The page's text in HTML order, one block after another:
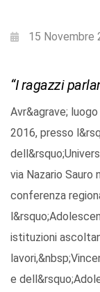
15 Novembre
“I ragazzi
Avr&agrave;
2016, presso
via Nazario Sauro
conferenza
istituzioni
e